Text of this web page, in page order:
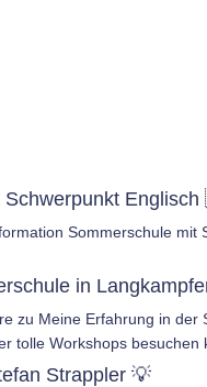
Schwerpunkt
Sommerschule
in
zu Meine Erfahrung in der
Strappler 💡